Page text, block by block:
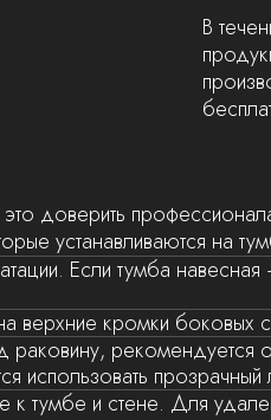
В
доверить
устанавливаются на
Если тумба
верхние кромки боковых
рекомендуется
прозрачный
к тумбе и стене. Для